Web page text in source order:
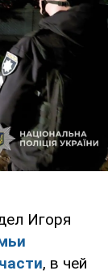
Игоря
, в чей